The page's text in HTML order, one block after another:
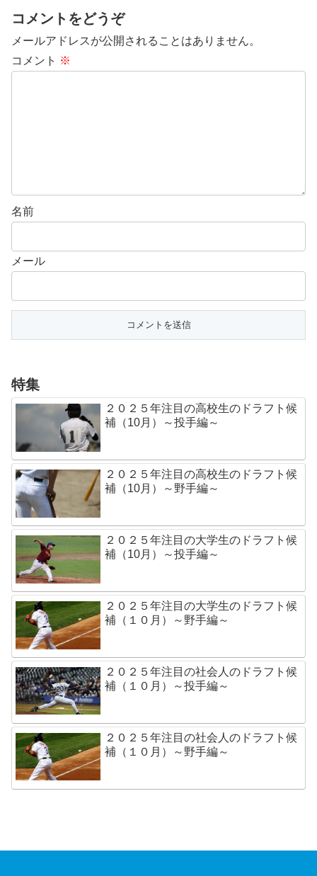
コメントをどうぞ
メールアドレスが公開されることはありません。
コメント ※
名前
メール
特集
２０２５年注目の高校生のドラフト候
補（10月）～投手編～
２０２５年注目の高校生のドラフト候
補（10月）～野手編～
２０２５年注目の大学生のドラフト候
補（10月）～投手編～
２０２５年注目の大学生のドラフト候
補（１０月）～野手編～
２０２５年注目の社会人のドラフト候
補（１０月）～投手編～
２０２５年注目の社会人のドラフト候
補（１０月）～野手編～